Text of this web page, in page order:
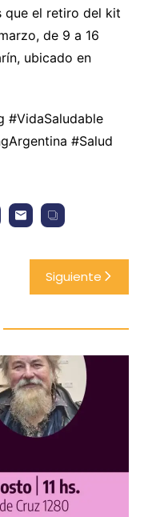
que el retiro del kit
de 9 a 16
ubicado en
#VidaSaludable
#Salud
Siguiente